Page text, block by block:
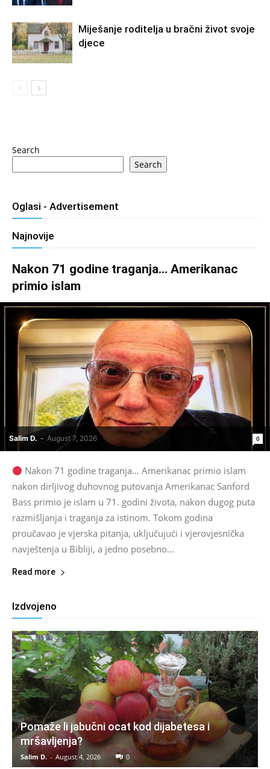
Miješanje roditelja u bračni život svoje
djece
Search
Search
Oglasi - Advertisement
Najnovije
Nakon 71 godine traganja… Amerikanac
primio islam
Salim D. - August 7, 2026 0
Nakon 71 godine traganja… Amerikanac primio islam
nakon dirljivog duhovnog putovanja Amerikanac Sanford
Bass primio je islam u 71. godini života, nakon dugog puta
razmišljanja i traganja za istinom. Tokom godina
proučavao je vjerska pitanja, uključujući i vjerovjesnička
navještenja u Bibliji, a jedno posebno...
Read more
Izdvojeno
Pomaže li jabučni ocat kod dijabetesa i
mršavljenja?
Salim D. - August 4, 2026 0